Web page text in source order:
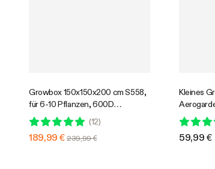
Growbox 150x150x200 cm S558,
für 6-10 Pflanzen, 600D
lichtdichtes Oxford-Gewebe, für
den Indoor-Pflanzenanbau
(12)
189,99 € 239,99 €
Kleines
Grow-Zelt
59,99 €